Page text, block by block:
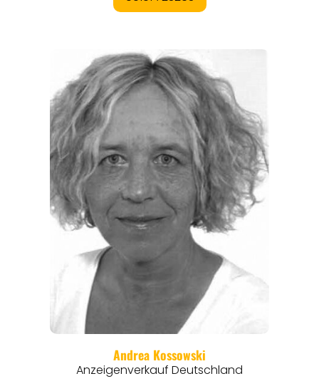
REGIONEN
ORTE
EVENTS
REISEFÜHRER
REISEMAGAZINE
THEMEN